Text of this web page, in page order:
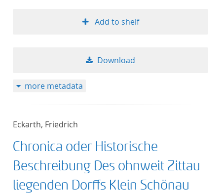
Add to shelf
Download
more metadata
Eckarth, Friedrich
Chronica oder Historische
Beschreibung Des ohnweit Zittau
liegenden Dorffs Klein Schönau